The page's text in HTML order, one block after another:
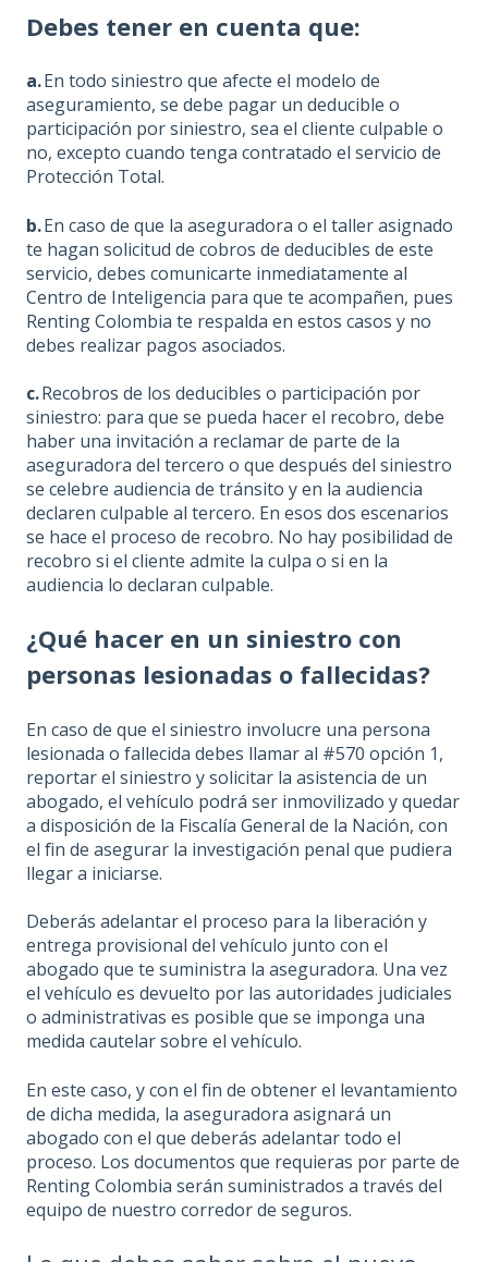
Debes tener en cuenta que:
a.En todo siniestro que afecte el modelo de
aseguramiento, se debe pagar un deducible o
participación por siniestro, sea el cliente culpable o
no, excepto cuando tenga contratado el servicio de
Protección Total.
b.En caso de que la aseguradora o el taller asignado
te hagan solicitud de cobros de deducibles de este
servicio, debes comunicarte inmediatamente al
Centro de Inteligencia para que te acompañen, pues
Renting Colombia te respalda en estos casos y no
debes realizar pagos asociados.
c.Recobros de los deducibles o participación por
siniestro: para que se pueda hacer el recobro, debe
haber una invitación a reclamar de parte de la
aseguradora del tercero o que después del siniestro
se celebre audiencia de tránsito y en la audiencia
declaren culpable al tercero. En esos dos escenarios
se hace el proceso de recobro. No hay posibilidad de
recobro si el cliente admite la culpa o si en la
audiencia lo declaran culpable.
¿Qué hacer en un siniestro con
personas lesionadas o fallecidas?
En caso de que el siniestro involucre una persona
lesionada o fallecida debes llamar al #570 opción 1,
reportar el siniestro y solicitar la asistencia de un
abogado, el vehículo podrá ser inmovilizado y quedar
a disposición de la Fiscalía General de la Nación, con
el fin de asegurar la investigación penal que pudiera
llegar a iniciarse.
Deberás adelantar el proceso para la liberación y
entrega provisional del vehículo junto con el
abogado que te suministra la aseguradora. Una vez
el vehículo es devuelto por las autoridades judiciales
o administrativas es posible que se imponga una
medida cautelar sobre el vehículo.
En este caso, y con el fin de obtener el levantamiento
de dicha medida, la aseguradora asignará un
abogado con el que deberás adelantar todo el
proceso. Los documentos que requieras por parte de
Renting Colombia serán suministrados a través del
equipo de nuestro corredor de seguros.